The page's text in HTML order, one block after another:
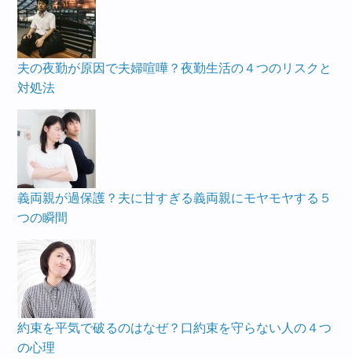
夫の夜勤が原因で夫婦喧嘩？夜勤生活の４つのリスクと
対処法
義両親が過保護？夫に甘すぎる義両親にモヤモヤする５
つの瞬間
約束を平気で破るのはなぜ？口約束を守らない人の４つ
の心理